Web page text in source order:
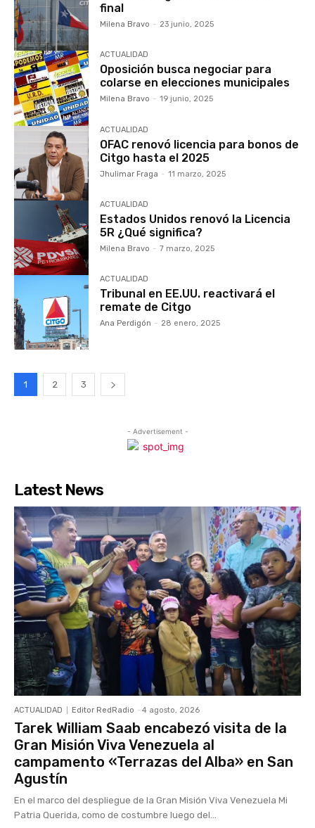
final
Milena Bravo - 23 junio, 2025
ACTUALIDAD
Oposición busca negociar para
colarse en elecciones municipales
Milena Bravo - 19 junio, 2025
ACTUALIDAD
OFAC renovó licencia para bonos de
Citgo hasta el 2025
Jhulimar Fraga - 11 marzo, 2025
ACTUALIDAD
Estados Unidos renovó la Licencia
5R ¿Qué significa?
Milena Bravo - 7 marzo, 2025
ACTUALIDAD
Tribunal en EE.UU. reactivará el
remate de Citgo
Ana Perdigón - 28 enero, 2025
1 2 3
- Advertisement -
Latest News
ACTUALIDAD Editor RedRadio - 4 agosto, 2026
Tarek William Saab encabezó visita de la
Gran Misión Viva Venezuela al
campamento «Terrazas del Alba» en San
Agustín
En el marco del despliegue de la Gran Misión Viva Venezuela Mi
Patria Querida, como de costumbre luego del...